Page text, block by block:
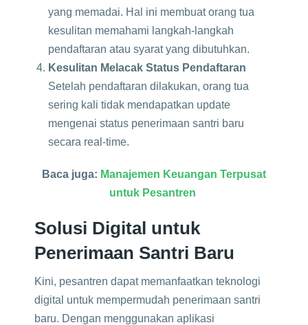
yang memadai. Hal ini membuat orang tua
kesulitan memahami langkah-langkah
pendaftaran atau syarat yang dibutuhkan.
Kesulitan Melacak Status Pendaftaran
Setelah pendaftaran dilakukan, orang tua
sering kali tidak mendapatkan update
mengenai status penerimaan santri baru
secara real-time.
Baca juga: Manajemen Keuangan Terpusat
untuk Pesantren
Solusi Digital untuk
Penerimaan Santri Baru
Kini, pesantren dapat memanfaatkan teknologi
digital untuk mempermudah penerimaan santri
baru. Dengan menggunakan aplikasi